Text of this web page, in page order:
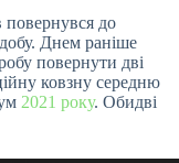
повернувся до
Днем раніше
повернути дві
ковзну середню
2021 року. Обидві